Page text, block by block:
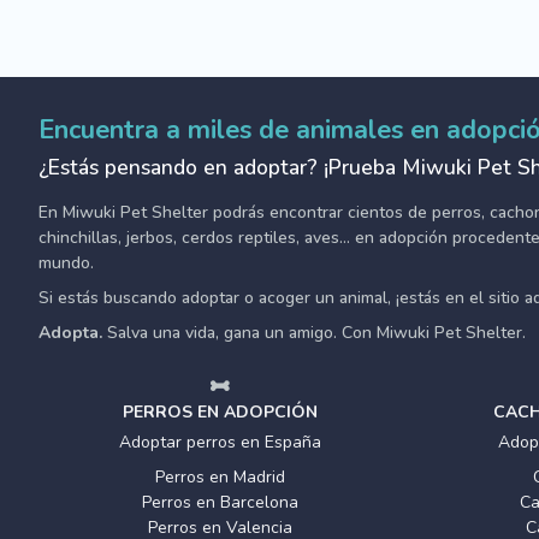
Encuentra a miles de animales en
¿Estás pensando en adoptar? ¡Prueba Miwuki Pet
En Miwuki Pet Shelter podrás encontrar cientos de perros,
chinchillas, jerbos, cerdos reptiles, aves... en adopción
mundo.
Si estás buscando adoptar o acoger un animal, ¡estás en el sitio
Adopta. Salva una vida, gana un amigo. Con Miwuki Pet Shelter.
PERROS EN ADOPCIÓN
Adoptar perros en España
Perros en Madrid
Perros en Barcelona
Perros en Valencia